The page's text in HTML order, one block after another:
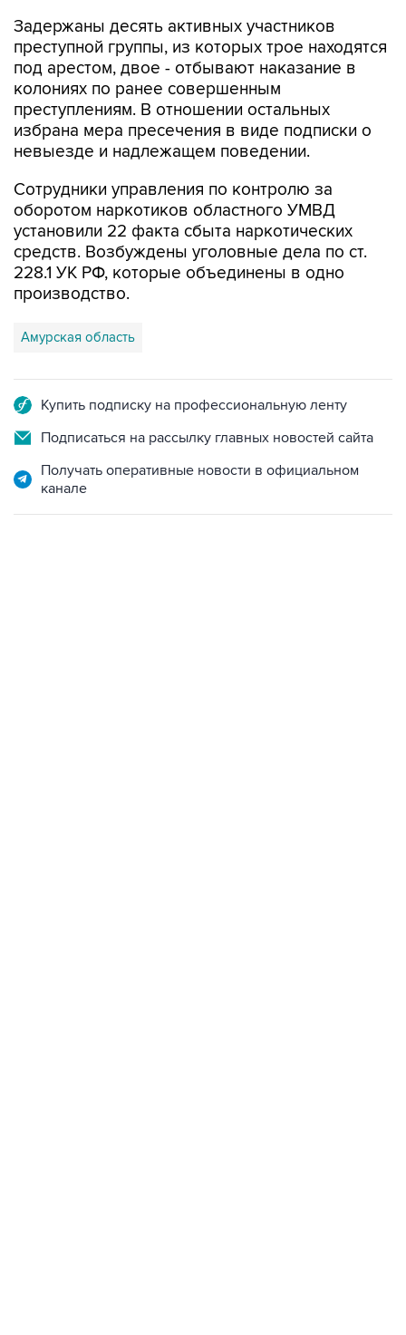
Задержаны десять активных участников
преступной группы, из которых трое находятся
под арестом, двое - отбывают наказание в
колониях по ранее совершенным
преступлениям. В отношении остальных
избрана мера пресечения в виде подписки о
невыезде и надлежащем поведении.
Сотрудники управления по контролю за
оборотом наркотиков областного УМВД
установили 22 факта сбыта наркотических
средств. Возбуждены уголовные дела по ст.
228.1 УК РФ, которые объединены в одно
производство.
Амурская область
Купить подписку на профессиональную ленту
Подписаться на рассылку главных новостей сайта
Получать оперативные новости в официальном
канале